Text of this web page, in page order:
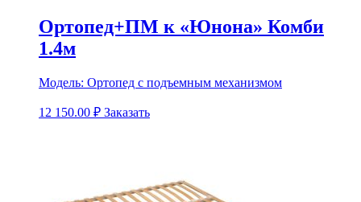
Ортопед+ПМ к «Юнона» Комби
1.4м
Модель: Ортопед с подъемным механизмом
12 150.00 ₽ Заказать